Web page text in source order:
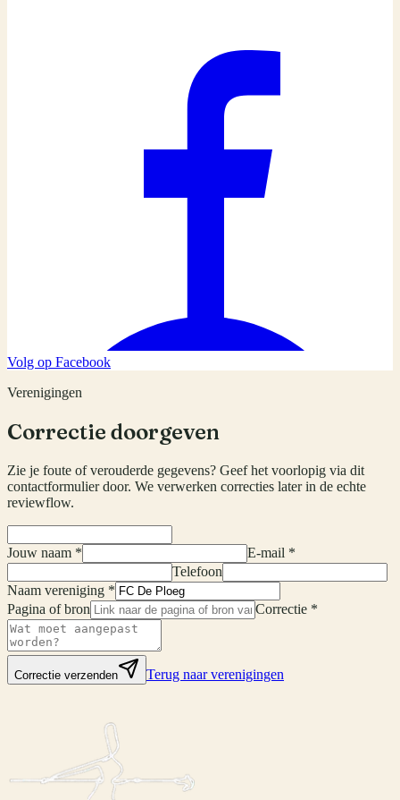
Volg op Facebook
Verenigingen
Correctie doorgeven
Zie je foute of verouderde gegevens? Geef het voorlopig via dit
contactformulier door. We verwerken correcties later in de echte
reviewflow.
Jouw naam *
E-mail *
Telefoon
Naam vereniging *
Pagina of bron
Correctie *
Correctie verzenden Terug naar verenigingen